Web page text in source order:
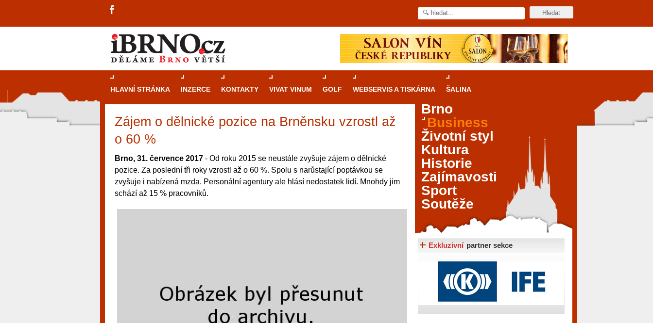
HLAVNÍ STRÁNKA INZERCE KONTAKTY VIVAT VINUM GOLF WEBSERVIS A TISKÁRNA ŠALINA
Zájem o dělnické pozice na Brněnsku vzrostl až
o 60 %
Brno, 31. července 2017 - Od roku 2015 se neustále zvyšuje zájem o dělnické
pozice. Za poslední tři roky vzrostl až o 60 %. Spolu s narůstající poptávkou se
zvyšuje i nabízená mzda. Personální agentury ale hlásí nedostatek lidí. Mnohdy jim
schází až 15 % pracovníků.
Průvodce kasinovými hrami v Brně: Od
Brno je městem známým pro zajímavé památky, skvělé
restaurace, divadla a univerzity. Mimo jiné je ale také
místem, kde si můžete legálně a bezpečně vyzkoušet
různé kasinové hry. V neustále kvetoucí moravské
Brno
Business
Životní styl
Kultura
Historie
Zajímavosti
Sport
Soutěže
Exkluzivní partner sekce